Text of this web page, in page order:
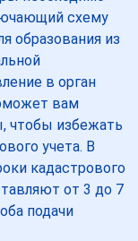
схему
образования из
в орган
вам
чтобы избежать
учета. В
кадастрового
от 3 до 7
подачи